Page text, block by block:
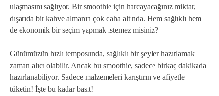
ulaşmasını sağlıyor. Bir smoothie için harcayacağınız miktar,
dışarıda bir kahve almanın çok daha altında. Hem sağlıklı hem
de ekonomik bir seçim yapmak istemez misiniz?
Günümüzün hızlı temposunda, sağlıklı bir şeyler hazırlamak
zaman alıcı olabilir. Ancak bu smoothie, sadece birkaç dakikada
hazırlanabiliyor. Sadece malzemeleri karıştırın ve afiyetle
tüketin! İşte bu kadar basit!